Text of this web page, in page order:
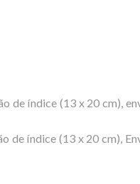
de índice (13 x 20 cm),
de índice (13 x 20 cm),